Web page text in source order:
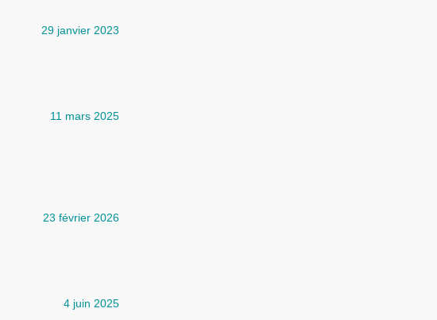
29 janvier 2023
11 mars 2025
23 février 2026
4 juin 2025